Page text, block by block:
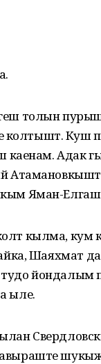
толын
Куш
каенам. Адак
Яман-
кылма, кум
Шаяхмат
ыле.